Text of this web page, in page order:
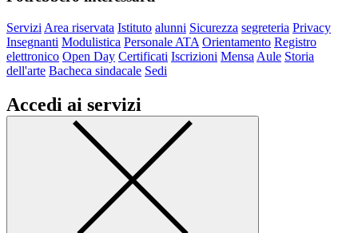
Servizi Area riservata Istituto alunni Sicurezza segreteria Privacy
Insegnanti Modulistica Personale ATA Orientamento Registro
elettronico Open Day Certificati Iscrizioni Mensa Aule Storia
dell'arte Bacheca sindacale Sedi
Accedi ai servizi